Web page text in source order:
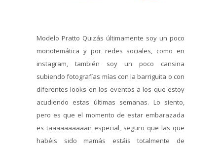
Modelo Pratto Quizás últimamente soy un poco
monotemática y por redes sociales, como en
instagram, también soy un poco cansina
subiendo fotografías mías con la barriguita o con
diferentes looks en los eventos a los que estoy
acudiendo estas últimas semanas. Lo siento,
pero es que el momento de estar embarazada
es taaaaaaaaaan especial, seguro que las que
habéis sido mamás estáis totalmente de